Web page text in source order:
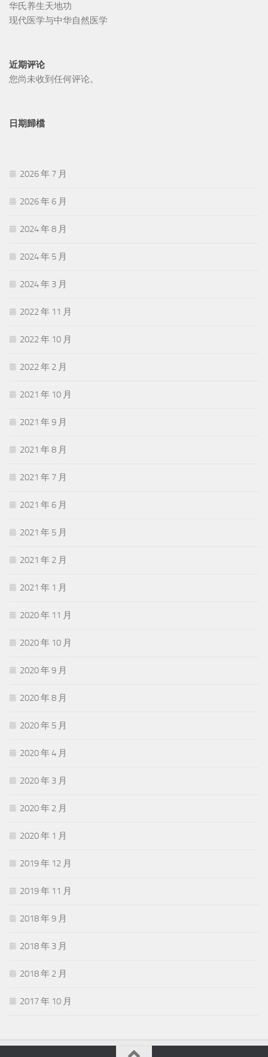
华氏养生天地功
现代医学与中华自然医学
近期评论
您尚未收到任何评论。
日期歸檔
2026 年 7 月
2026 年 6 月
2024 年 8 月
2024 年 5 月
2024 年 3 月
2022 年 11 月
2022 年 10 月
2022 年 2 月
2021 年 10 月
2021 年 9 月
2021 年 8 月
2021 年 7 月
2021 年 6 月
2021 年 5 月
2021 年 2 月
2021 年 1 月
2020 年 11 月
2020 年 10 月
2020 年 9 月
2020 年 8 月
2020 年 5 月
2020 年 4 月
2020 年 3 月
2020 年 2 月
2020 年 1 月
2019 年 12 月
2019 年 11 月
2018 年 9 月
2018 年 3 月
2018 年 2 月
2017 年 10 月